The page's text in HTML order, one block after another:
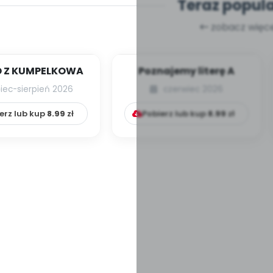
Teraz
zobacz
Z KUMPELKOWA
sierpień 2026
lub kup 8.99 zł
Poznajemy literę A
Pobierz lub kup8.99zł